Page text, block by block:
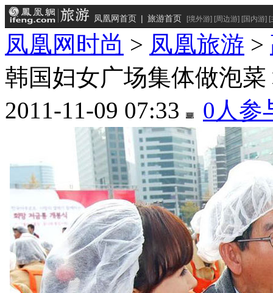
凤凰网首页 | 旅游首页 [境外游] [周边游] [国内游] [
凤凰网时尚 > 凤凰旅游 >
韩国妇女广场集体做泡
2011-11-09 07:33
0 人参